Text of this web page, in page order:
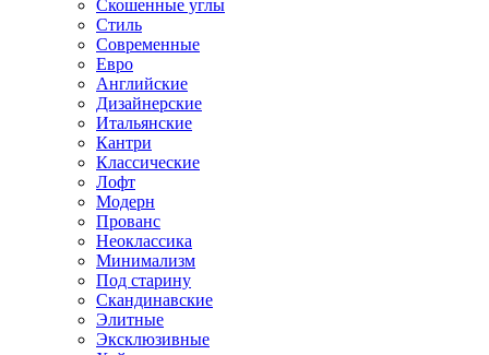
Скошенные углы
Стиль
Современные
Евро
Английские
Дизайнерские
Итальянские
Кантри
Классические
Лофт
Модерн
Прованс
Неоклассика
Минимализм
Под старину
Скандинавские
Элитные
Эксклюзивные